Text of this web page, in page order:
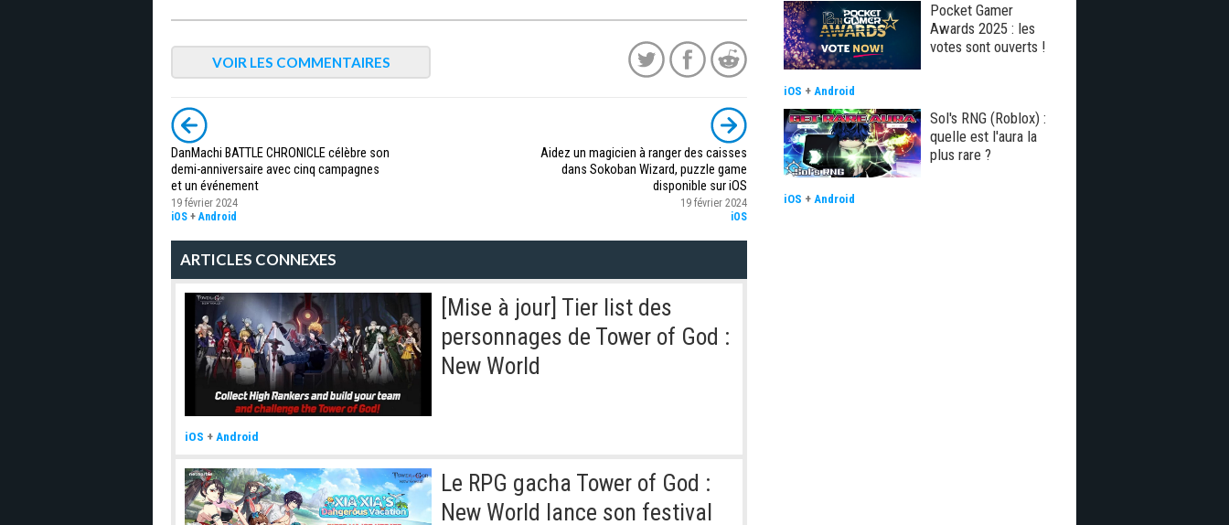
VOIR LES COMMENTAIRES
DanMachi BATTLE CHRONICLE célèbre son
demi-anniversaire avec cinq campagnes
et un événement
19 février 2024
iOS +Android
Aidez un magicien à ranger des caisses
dans Sokoban Wizard, puzzle game
disponible sur iOS
19 février 2024
iOS
ARTICLES CONNEXES
[Mise à jour] Tier list des
personnages de Tower of God :
New World
iOS +Android
Le RPG gacha Tower of God :
New World lance son festival
Pocket Gamer
Awards 2025 : les
votes sont ouverts !
iOS + Android
Sol's RNG (Roblox) :
quelle est l'aura la
plus rare ?
iOS + Android